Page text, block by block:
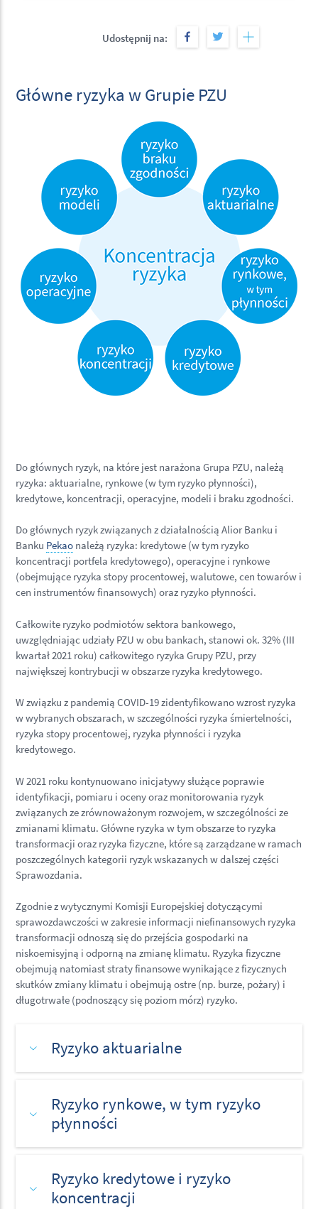
Udostępnij na:
Główne ryzyka w Grupie PZU
Do głównych ryzyk, na które jest narażona Grupa PZU, należą
ryzyka: aktuarialne, rynkowe (w tym ryzyko płynności),
kredytowe, koncentracji, operacyjne, modeli i braku zgodności.
Do głównych ryzyk związanych z działalnością Alior Banku i
Banku Pekao należą ryzyka: kredytowe (w tym ryzyko
koncentracji portfela kredytowego), operacyjne i rynkowe
(obejmujące ryzyka stopy procentowej, walutowe, cen towarów i
cen instrumentów finansowych) oraz ryzyko płynności.
Całkowite ryzyko podmiotów sektora bankowego,
uwzględniając udziały PZU w obu bankach, stanowi ok. 32% (III
kwartał 2021 roku) całkowitego ryzyka Grupy PZU, przy
największej kontrybucji w obszarze ryzyka kredytowego.
W związku z pandemią COVID-19 zidentyfikowano wzrost ryzyka
w wybranych obszarach, w szczególności ryzyka śmiertelności,
ryzyka stopy procentowej, ryzyka płynności i ryzyka
kredytowego.
W 2021 roku kontynuowano inicjatywy służące poprawie
identyfikacji, pomiaru i oceny oraz monitorowania ryzyk
związanych ze zrównoważonym rozwojem, w szczególności ze
zmianami klimatu. Główne ryzyka w tym obszarze to ryzyka
transformacji oraz ryzyka fizyczne, które są zarządzane w ramach
poszczególnych kategorii ryzyk wskazanych w dalszej części
Sprawozdania.
Zgodnie z wytycznymi Komisji Europejskiej dotyczącymi
sprawozdawczości w zakresie informacji niefinansowych ryzyka
transformacji odnoszą się do przejścia gospodarki na
niskoemisyjną i odporną na zmianę klimatu. Ryzyka fizyczne
obejmują natomiast straty finansowe wynikające z fizycznych
skutków zmiany klimatu i obejmują ostre (np. burze, pożary) i
długotrwałe (podnoszący się poziom mórz) ryzyko.
Ryzyko aktuarialne
Ryzyko rynkowe, w tym ryzyko
płynności
Ryzyko kredytowe i ryzyko
koncentracji